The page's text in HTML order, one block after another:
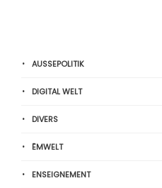
AUSSEPOLITIK
DIGITAL WELT
DIVERS
ËMWELT
ENSEIGNEMENT